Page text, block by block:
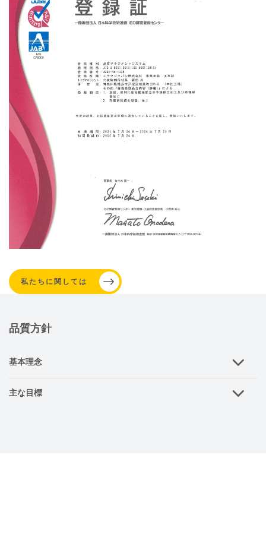
私たちに関しては
品質方針
基本理念
主な目標